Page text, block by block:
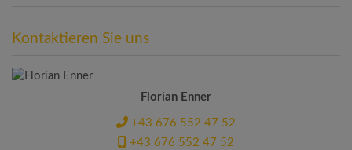
Kontaktieren Sie uns
Florian Enner
+43 676 552 47 52
+43 676 552 47 52